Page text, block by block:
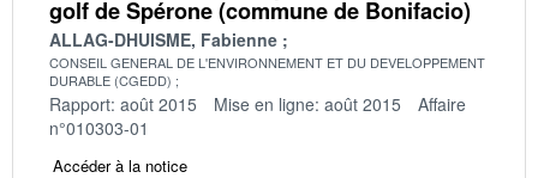
golf de Spérone (commune de Bonifacio)
ALLAG-DHUISME, Fabienne
CONSEIL GENERAL DE L'ENVIRONNEMENT ET DU DEVELOPPEMENT
DURABLE (CGEDD)
Rapport: août 2015 Mise en ligne: août 2015
Affaire
n°010303-01
Accéder à la notice